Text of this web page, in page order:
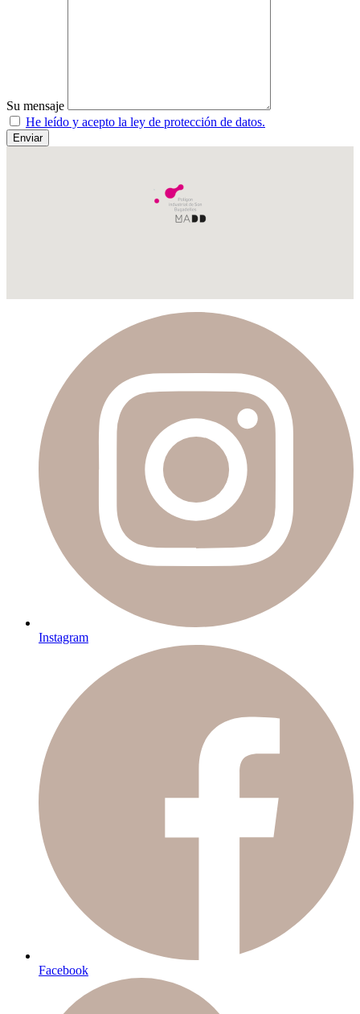
Su mensaje
He leído y acepto la ley de protección de datos.
Instagram
Facebook